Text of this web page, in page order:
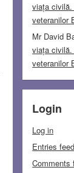
viața
veteranilor
Mr David
viața
veteranilor
Login
Log in
Entries feed
Comments